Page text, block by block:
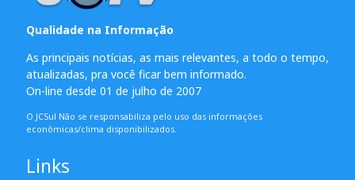
Qualidade na Informação
As principais notícias, as mais relevantes, a todo o tempo,
atualizadas, pra você ficar bem informado.
On-line desde 01 de julho de 2007
O JCSul Não se responsabiliza pelo uso das informações
econômicas/clima disponibilizados.
Links